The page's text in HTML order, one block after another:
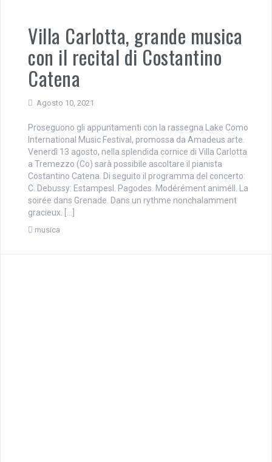
Villa Carlotta, grande musica
con il recital di Costantino
Catena
Agosto 10, 2021
Proseguono gli appuntamenti con la rassegna Lake Como
International Music Festival, promossa da Amadeus arte.
Venerdì 13 agosto, nella splendida cornice di Villa Carlotta
a Tremezzo (Co) sarà possibile ascoltare il pianista
Costantino Catena. Di seguito il programma del concerto:
C. Debussy: EstampesI. Pagodes. Modérément animéII. La
soirée dans Grenade. Dans un rythme nonchalamment
gracieux. […]
musica